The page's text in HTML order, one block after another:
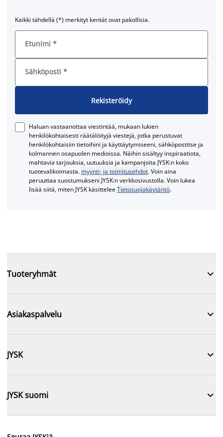
Kaikki tähdellä (*) merkityt kentät ovat pakollisia.
Etunimi *
Sähköposti *
Rekisteröidy
Haluan vastaanottaa viestintää, mukaan lukien
henkilökohtaisesti räätälöityjä viestejä, jotka perustuvat
henkilökohtaisiin tietoihini ja käyttäytymiseeni, sähköpostitse ja
kolmannen osapuolen medioissa. Näihin sisältyy inspiraatiota,
mahtavia tarjouksia, uutuuksia ja kampanjoita JYSK:n koko
tuotevalikoimasta. myynti- ja toimitusehdot. Voin aina
peruuttaa suostumukseni JYSK:n verkkosivustolla. Voin lukea
lisää siitä, miten JYSK käsitteleeTietosuojakäytäntö.
Tuoteryhmät 
Asiakaspalvelu 
JYSK 
JYSK suomi 